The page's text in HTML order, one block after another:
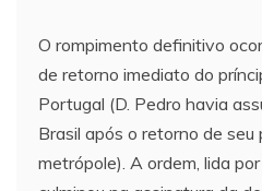
O rompimento definitivo
de retorno imediato do
Portugal (D. Pedro havia
Brasil após o retorno de seu
metrópole). A ordem, lida